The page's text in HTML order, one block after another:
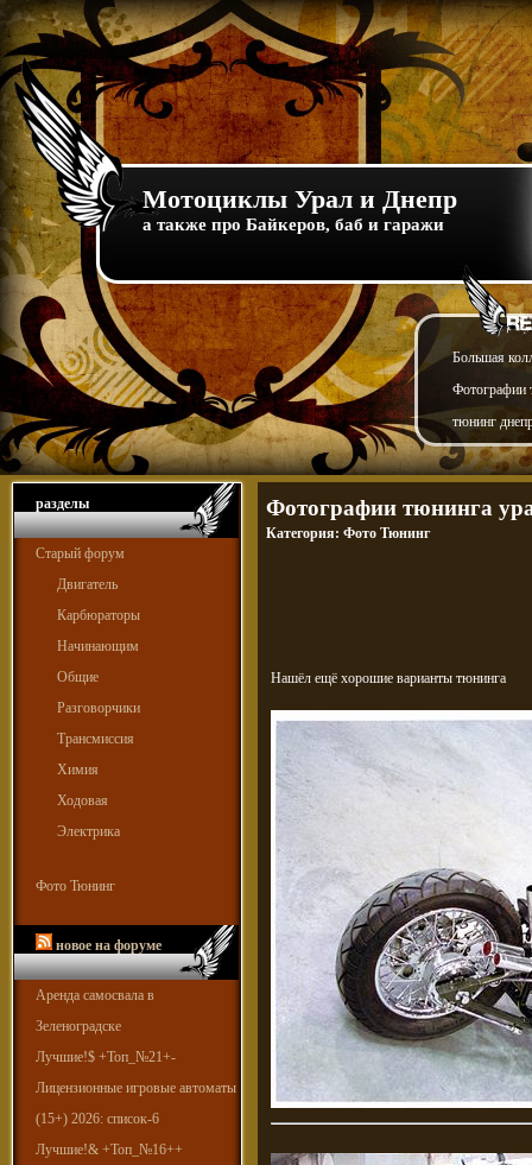
Мотоциклы Урал и Днепр
а также про Байкеров, баб и гаражи
Большая
Фотографии
тюнинг
разделы
Старый форум
Двигатель
Карбюраторы
Начинающим
Общие
Разговорчики
Трансмиссия
Химия
Ходовая
Электрика
Фото Тюнинг
новое на форуме
Аренда самосвала в
Зеленоградске
Лучшие!$ +Топ_№21+-
Лицензионные игровые автоматы
(15+) 2026: список-6
Лучшие!& +Топ_№16++
Фотографии тюнинга
Категория: Фото Тюнинг
Нашёл ещё хорошие варианты тюнинга